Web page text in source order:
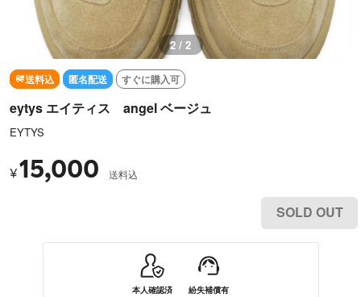
2 / 2
送料込 匿名配送 すぐに購入可
eytys エイティス angel ベージュ
EYTYS
¥15,000 送料込
SOLD OUT
本人確認済 紛失補償有